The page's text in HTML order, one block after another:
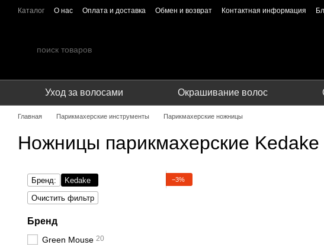
Перейти к основному контенту
Каталог О нас Оплата и доставка Обмен и возврат Контактная информация
Уход за волосами Окрашивание волос
Главная Парикмахерские инструменты Парикмахерские ножницы
Ножницы парикмахерские Kedake
−3%
Бренд:
Kedake
Очистить фильтр
Бренд
Green Mouse 20